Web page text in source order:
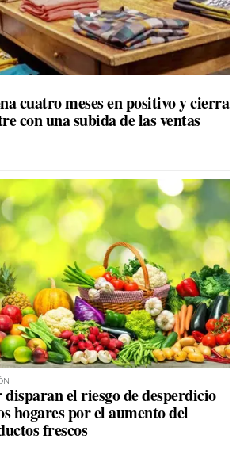
cuatro meses en positivo y cierra
con una subida de las ventas
el riesgo de desperdicio
hogares por el aumento del
frescos